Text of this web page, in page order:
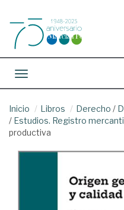
Toggle navigation
Inicio Libros Derecho /
/ Estudios. Registro
productiva